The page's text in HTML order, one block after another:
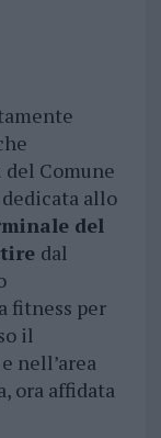
Comune
allo
del
dal
fitness per
il
nell’area
ora affidata